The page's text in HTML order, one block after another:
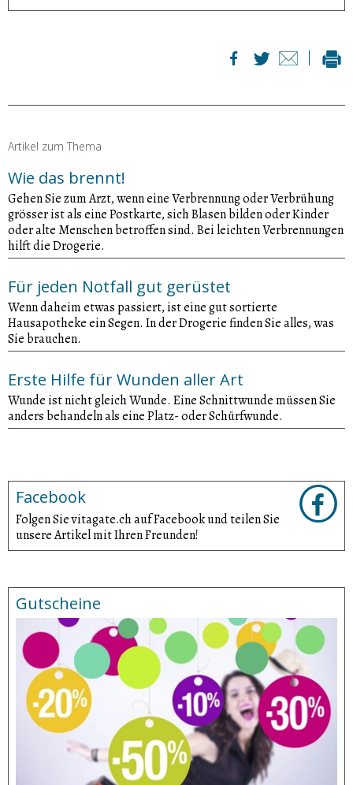
Artikel zum Thema
Wie das brennt!
Gehen Sie zum Arzt, wenn eine Verbrennung oder Verbrühung
grösser ist als eine Postkarte, sich Blasen bilden oder Kinder
oder alte Menschen betroffen sind. Bei leichten Verbrennungen
hilft die Drogerie.
Für jeden Notfall gut gerüstet
Wenn daheim etwas passiert, ist eine gut sortierte
Hausapotheke ein Segen. In der Drogerie finden Sie alles, was
Sie brauchen.
Erste Hilfe für Wunden aller Art
Wunde ist nicht gleich Wunde. Eine Schnittwunde müssen Sie
anders behandeln als eine Platz- oder Schürfwunde.
Facebook
Folgen Sie vitagate.ch auf Facebook und teilen Sie
unsere Artikel mit Ihren Freunden!
Gutscheine